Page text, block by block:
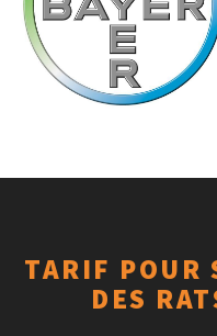
TARIF POUR
DES